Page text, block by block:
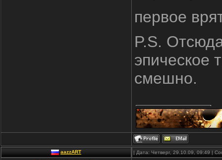
первое
P.S.
эпическое
смешно.
aazzART | Дата: Четверг, 29.10.09, 09:49 |